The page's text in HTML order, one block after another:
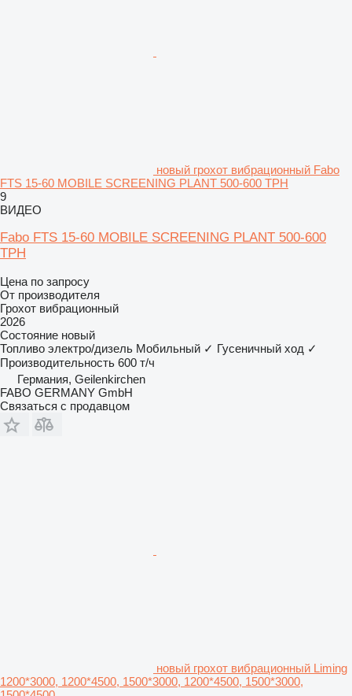
новый грохот вибрационный Fabo
FTS 15-60 MOBILE SCREENING PLANT 500-600 TPH
9
ВИДЕО
Fabo FTS 15-60 MOBILE SCREENING PLANT 500-600
TPH
Цена по запросу
От производителя
Грохот вибрационный
2026
Состояние новый
Топливо электро/дизель Мобильный ✓ Гусеничный ход ✓
Производительность 600 т/ч
Германия, Geilenkirchen
FABO GERMANY GmbH
Связаться с продавцом
новый грохот вибрационный Liming
1200*3000, 1200*4500, 1500*3000, 1200*4500, 1500*3000,